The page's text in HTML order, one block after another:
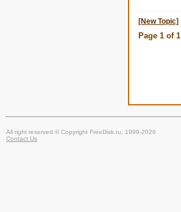
[New Topic]
Page 1 of 1
All right reserved © Copyright FreeDisk.ru, 1999-2026
Contact Us